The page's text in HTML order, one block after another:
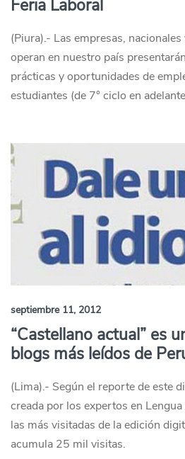
Feria Laboral
(Piura).- Las empresas,
operan en nuestro país
prácticas y oportunidades de
estudiantes (de 7° ciclo en
septiembre 11, 2012
“Castellano actual” es
blogs más leídos de
(Lima).- Según el reporte de este
creada por los expertos en
las más visitadas de la edición
acumula 25 mil visitas.